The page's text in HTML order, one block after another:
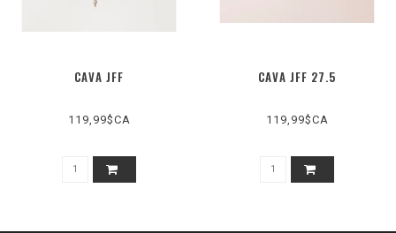
CAVA JFF
119,99$CA
CAVA JFF 27.5
119,99$CA